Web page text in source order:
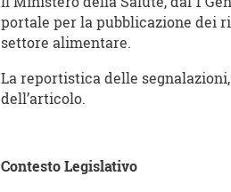
portale per la pubblicazione dei
settore alimentare.
La reportistica delle
dell’articolo.
Contesto Legislativo